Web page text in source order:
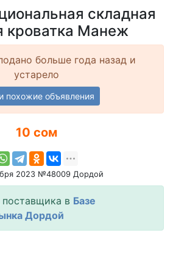
складная
кроватка Манеж
больше года назад и
устарело
похожие объявления
10 сом
2023 №48009 Дордой
поставщика в Базе
Дордой